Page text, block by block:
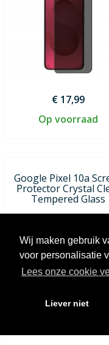
Wij maken gebruik
voor personalisatie
Lees onze cookie
Liever niet
€ 17,99
Op voorraad
Google Pixel 10a
Protector Crystal
Tempered Glass